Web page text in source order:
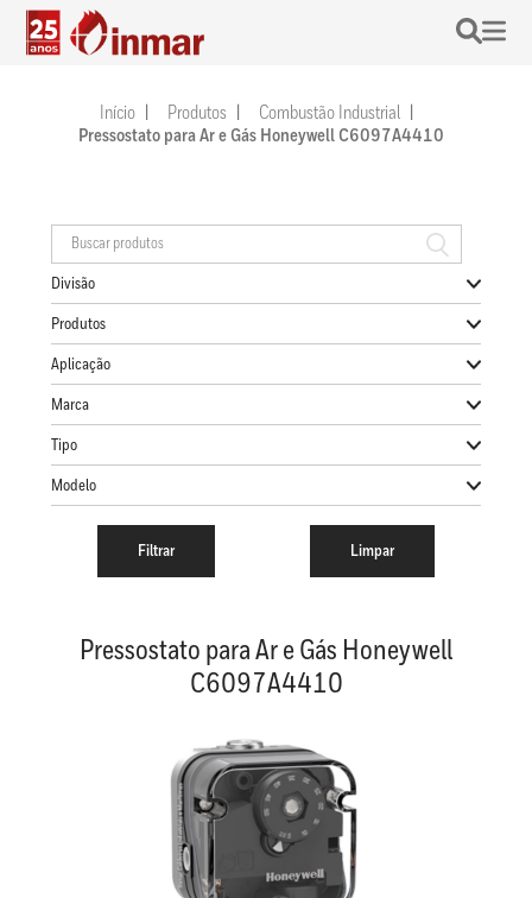
Início Produtos
Combustão Industrial
Pressostato para Ar e Gás Honeywell C6097A4410
Divisão
Produtos
Aplicação
Marca
Tipo
Modelo
Pressostato para Ar e Gás Honeywell
C6097A4410